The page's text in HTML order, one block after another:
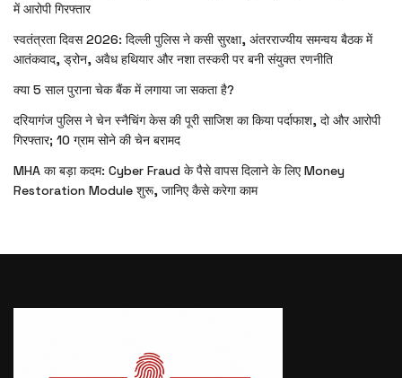
में आरोपी गिरफ्तार
स्वतंत्रता दिवस 2026: दिल्ली पुलिस ने कसी सुरक्षा, अंतरराज्यीय समन्वय बैठक में
आतंकवाद, ड्रोन, अवैध हथियार और नशा तस्करी पर बनी संयुक्त रणनीति
क्या 5 साल पुराना चेक बैंक में लगाया जा सकता है?
दरियागंज पुलिस ने चेन स्नैचिंग केस की पूरी साजिश का किया पर्दाफाश, दो और आरोपी
गिरफ्तार; 10 ग्राम सोने की चेन बरामद
MHA का बड़ा कदम: Cyber Fraud के पैसे वापस दिलाने के लिए Money
Restoration Module शुरू, जानिए कैसे करेगा काम